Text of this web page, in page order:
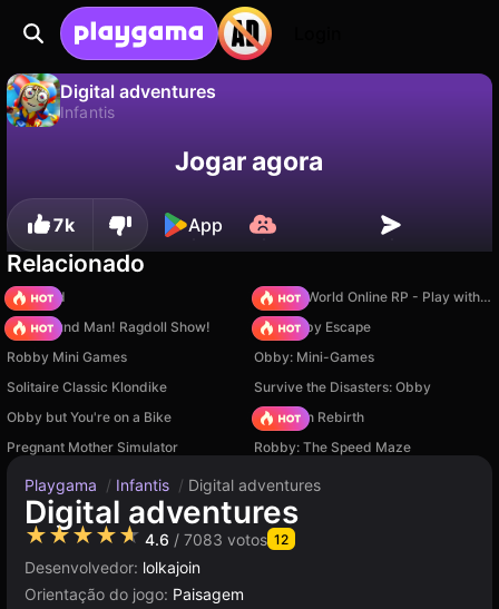
Digital adventures
Infantis
Salve o progresso!Jogar agora
7k App
Relacionado
TB World
Sprunki World Online RP - Play with Friends!
Playground Man! Ragdoll Show!
Your Obby Escape
Robby Mini Games
Obby: Mini-Games
Solitaire Classic Klondike
Survive the Disasters: Obby
Obby but You're on a Bike
Stickman Rebirth
Pregnant Mother Simulator
Robby: The Speed Maze
Playgama / Infantis / Digital adventures
Digital adventures
★★★★★ 4.6 / 7083 votos 12
Desenvolvedor: lolkajoin
Orientação do jogo: Paisagem